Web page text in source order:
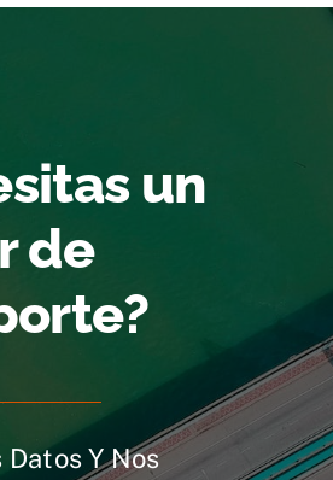
un
de
Datos Y Nos